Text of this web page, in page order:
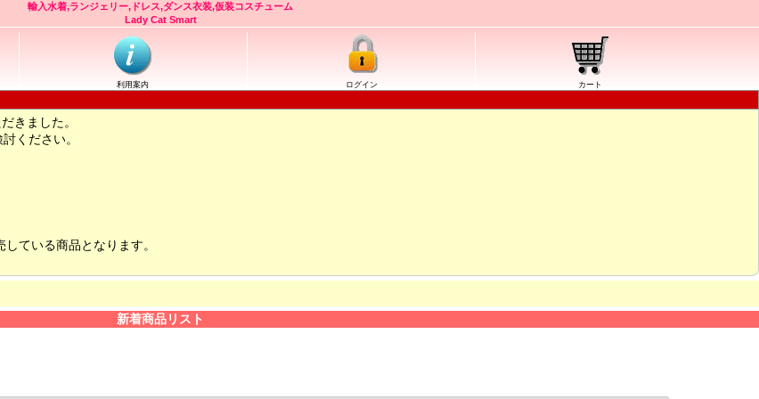
輸入水着,ランジェリー,ドレス,ダンス衣装,仮装コスチューム
Lady Cat Smart
利用案内 ログイン カート
きました。
ください。
ている商品となります。
新着商品リスト